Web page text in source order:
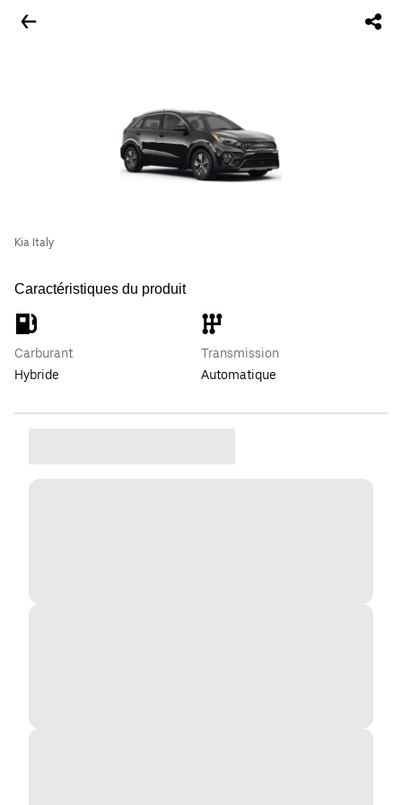
Kia Italy
Caractéristiques du produit
Carburant
Hybride
Transmission
Automatique